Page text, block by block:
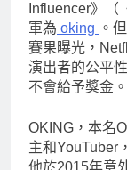
Influencer》（
軍為 oking 。
賽果曝光，
演出者的公平
不會給予獎金。
OKING，本名
主和YouTuber